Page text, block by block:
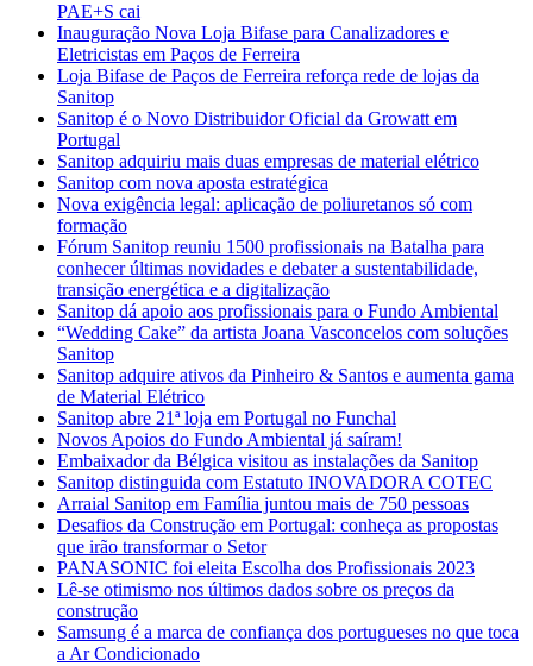
PAE+S cai
Inauguração Nova Loja Bifase para Canalizadores e
Eletricistas em Paços de Ferreira
Loja Bifase de Paços de Ferreira reforça rede de lojas da
Sanitop
Sanitop é o Novo Distribuidor Oficial da Growatt em
Portugal
Sanitop adquiriu mais duas empresas de material elétrico
Sanitop com nova aposta estratégica
Nova exigência legal: aplicação de poliuretanos só com
formação
Fórum Sanitop reuniu 1500 profissionais na Batalha para
conhecer últimas novidades e debater a sustentabilidade,
transição energética e a digitalização
Sanitop dá apoio aos profissionais para o Fundo Ambiental
“Wedding Cake” da artista Joana Vasconcelos com soluções
Sanitop
Sanitop adquire ativos da Pinheiro & Santos e aumenta gama
de Material Elétrico
Sanitop abre 21ª loja em Portugal no Funchal
Novos Apoios do Fundo Ambiental já saíram!
Embaixador da Bélgica visitou as instalações da Sanitop
Sanitop distinguida com Estatuto INOVADORA COTEC
Arraial Sanitop em Família juntou mais de 750 pessoas
Desafios da Construção em Portugal: conheça as propostas
que irão transformar o Setor
PANASONIC foi eleita Escolha dos Profissionais 2023
Lê-se otimismo nos últimos dados sobre os preços da
construção
Samsung é a marca de confiança dos portugueses no que toca
a Ar Condicionado